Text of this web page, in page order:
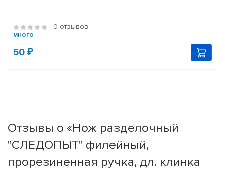
0 отзывов
много
50 ₽
Отзывы о «Нож разделочный
"СЛЕДОПЫТ" филейный,
прорезиненная ручка, дл. клинка